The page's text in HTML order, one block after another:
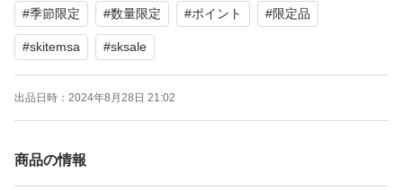
ンドハニー ディープモイスト パインアメのヘアオイル。
&honeyシリーズ初、パインアメとのコラボパッケージ。
をぜひバスタイムにてお楽しみください
#季節限定 #数量限定 #ポイント #限定品
#skitemsa #sksale
出品日時： 2024年8月28日 21:02
商品の情報